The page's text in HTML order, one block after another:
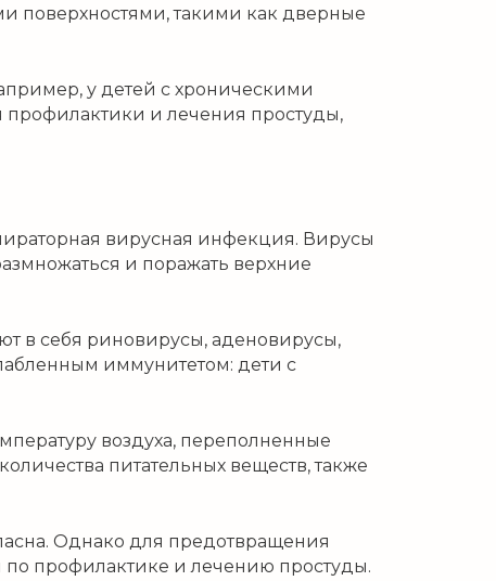
поверхностями, такими как дверные
у детей с хроническими
и лечения простуды,
вирусная инфекция. Вирусы
и поражать верхние
в себя риновирусы, аденовирусы,
иммунитетом: дети с
воздуха, переполненные
питательных веществ, также
Однако для предотвращения
профилактике и лечению простуды.